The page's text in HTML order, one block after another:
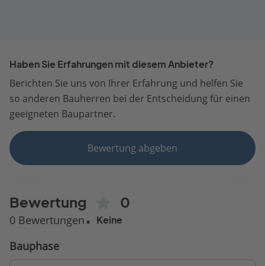
Haben Sie Erfahrungen mit diesem Anbieter?
Berichten Sie uns von Ihrer Erfahrung und helfen Sie
so anderen Bauherren bei der Entscheidung für einen
geeigneten Baupartner.
Bewertung abgeben
Bewertung 0
0 Bewertungen Keine
Bauphase